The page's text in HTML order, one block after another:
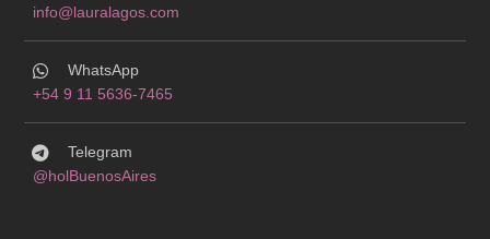
info@lauralagos.com
WhatsApp
+54 9 11 5636-7465
Telegram
@holBuenosAires